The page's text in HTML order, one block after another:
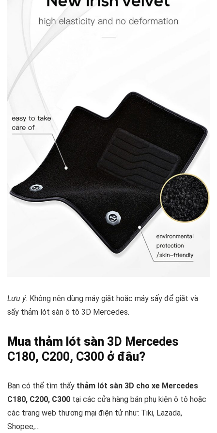
Lưu ý: Không nên dùng máy giặt hoặc máy sấy để giặt và
sấy thảm lót sàn ô tô 3D Mercedes.
Mua thảm lót sàn 3D Mercedes
C180, C200, C300 ở đâu?
Bạn có thể tìm thấy thảm lót sàn 3D cho xe Mercedes
C180, C200, C300 tại các cửa hàng bán phụ kiện ô tô hoặc
các trang web thương mại điện tử như: Tiki, Lazada,
Shopee,…